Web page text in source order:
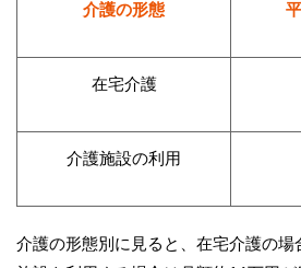
介護の形態
在宅介護
介護施設の利用
介護の形態別に見ると、在宅介護の